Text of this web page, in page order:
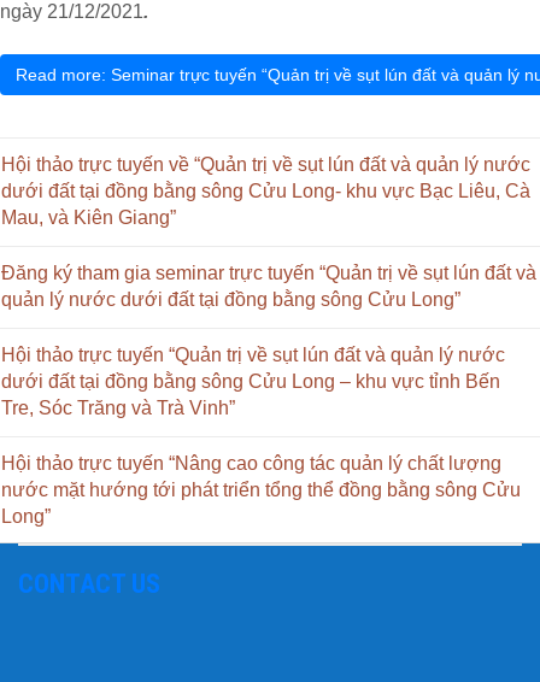
ngày 21/12/2021.
Read more: Seminar trực tuyến “Quản trị về sụt lún đất và quản lý
Hội thảo trực tuyến về “Quản trị về sụt lún đất và quản lý nước
dưới đất tại đồng bằng sông Cửu Long- khu vực Bạc Liêu, Cà
Mau, và Kiên Giang”
Đăng ký tham gia seminar trực tuyến “Quản trị về sụt lún đất và
quản lý nước dưới đất tại đồng bằng sông Cửu Long”
Hội thảo trực tuyến “Quản trị về sụt lún đất và quản lý nước
dưới đất tại đồng bằng sông Cửu Long – khu vực tỉnh Bến
Tre, Sóc Trăng và Trà Vinh”
Hội thảo trực tuyến “Nâng cao công tác quản lý chất lượng
nước mặt hướng tới phát triển tổng thể đồng bằng sông Cửu
Long”
CONTACT US